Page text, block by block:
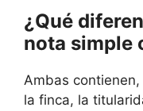
¿Qué
nota simple
Ambas
la finca, la